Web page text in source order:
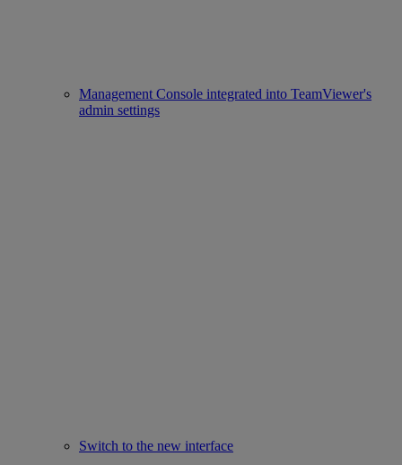
Management Console integrated into TeamViewer's
admin settings
Switch to the new interface